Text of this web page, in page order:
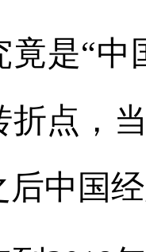
是“中
折点，
中国